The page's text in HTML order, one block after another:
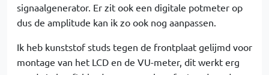
signaalgenerator. Er zit ook een digitale potmeter op
dus de amplitude kan ik zo ook nog aanpassen.
Ik heb kunststof studs tegen de frontplaat gelijmd voor
montage van het LCD en de VU-meter, dit werkt erg